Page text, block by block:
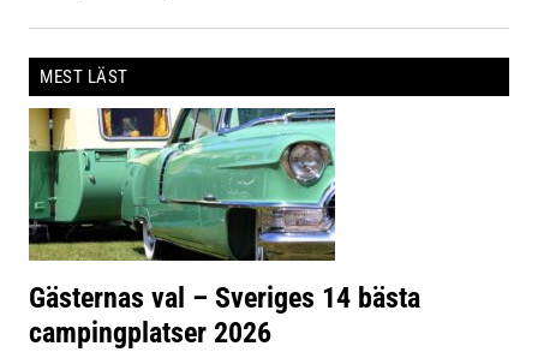
MEST LÄST
Gästernas val – Sveriges 14 bästa
campingplatser 2026